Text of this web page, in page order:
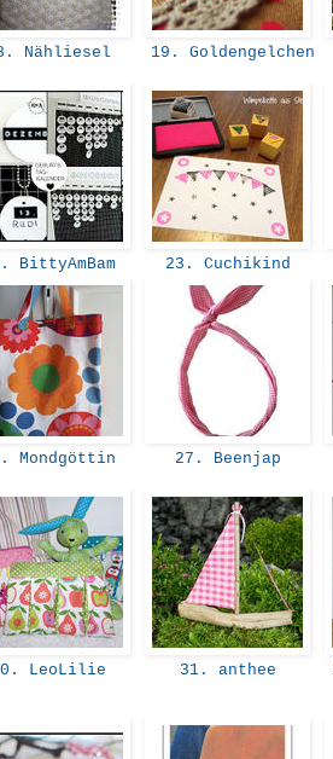
Nähliesel 19. Goldengelchen
BittyAmBam 23. Cuchikind
Mondgöttin 27. Beenjap
LeoLilie 31. anthee